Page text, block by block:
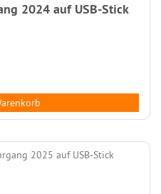
2024 auf USB-Stick